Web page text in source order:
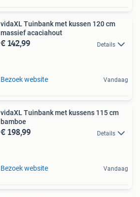
vidaXL Tuinbank met kussen 120 cm
massief acaciahout
€ 142,99 Details
Bezoek website Vandaag
vidaXL Tuinbank met kussens 115 cm
bamboe
€ 198,99 Details
Bezoek website Vandaag